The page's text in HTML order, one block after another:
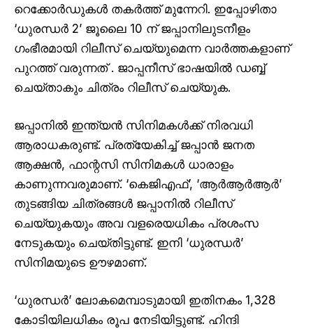
റെക്കോർഡുകൾ തകർത്ത് മുന്നേറി. ഇപ്പോഴിതാ
‘ധുരന്ധർ 2’ ജൂലൈ 10 ന് ജപ്പാനിലുടനീളം
ഗംഭീരമായി റിലീസ് ചെയ്യുമെന്ന വാർത്തകളാണ്
പുറത്ത് വരുന്നത് . ജാപ്പനീസ് ഭാഷയിൽ ഡബ്ബ്
ചെയ്താകും ചിത്രം റിലീസ് ചെയ്യുക.
ജപ്പാനിൽ ഇന്ത്യൻ സിനിമകൾക്ക് നിരവധി
ആരാധകരുണ്ട്. പ്രത്യേകിച്ച് ജപ്പാൻ ജനത
ആക്ഷൻ, ഫാന്റസി സിനിമകൾ ധാരാളം
കാണുന്നവരുമാണ്. ‘കെജിഎഫ്’, ‘ആർആർആർ’
തുടങ്ങിയ ചിത്രങ്ങൾ ജപ്പാനിൽ റിലീസ്
ചെയ്യുകയും അവ വളരെയധികം പ്രശംസ
നേടുകയും ചെയ്തിട്ടുണ്ട്. ഇനി ‘ധുരന്ധർ’
സിനിമയുടെ ഊഴമാണ്.
‘ധുരന്ധർ’ ലോകമെമ്പാടുമായി ഇതിനകം 1,328
കോടിയിലധികം രൂപ നേടിയിട്ടുണ്ട്. ഹിന്ദി